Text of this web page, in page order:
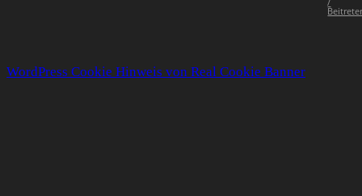
WordPress Cookie Hinweis von Real Cookie Banner